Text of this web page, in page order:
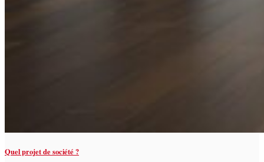
Quel projet de société ?